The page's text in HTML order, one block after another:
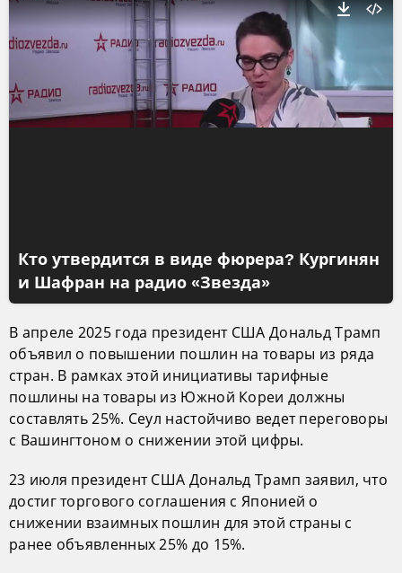
Кто утвердится в виде фюрера? Кургинян
и Шафран на радио «Звезда»
В апреле 2025 года президент США Дональд Трамп
объявил о повышении пошлин на товары из ряда
стран. В рамках этой инициативы тарифные
пошлины на товары из Южной Кореи должны
составлять 25%. Сеул настойчиво ведет переговоры
с Вашингтоном о снижении этой цифры.
23 июля президент США Дональд Трамп заявил, что
достиг торгового соглашения с Японией о
снижении взаимных пошлин для этой страны с
ранее объявленных 25% до 15%.